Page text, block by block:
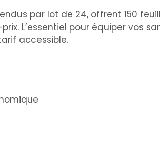
par lot de 24, offrent 150
L’essentiel pour équiper vos
accessible.